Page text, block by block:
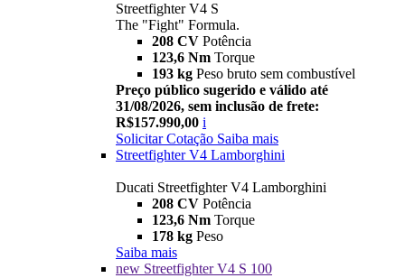
Streetfighter V4 S
The "Fight" Formula.
208 CV Potência
123,6 Nm Torque
193 kg Peso bruto sem combustível
Preço público sugerido e válido até
31/08/2026, sem inclusão de frete:
R$157.990,00 i
Solicitar Cotação Saiba mais
Streetfighter V4 Lamborghini
Ducati Streetfighter V4 Lamborghini
208 CV Potência
123,6 Nm Torque
178 kg Peso
Saiba mais
new Streetfighter V4 S 100